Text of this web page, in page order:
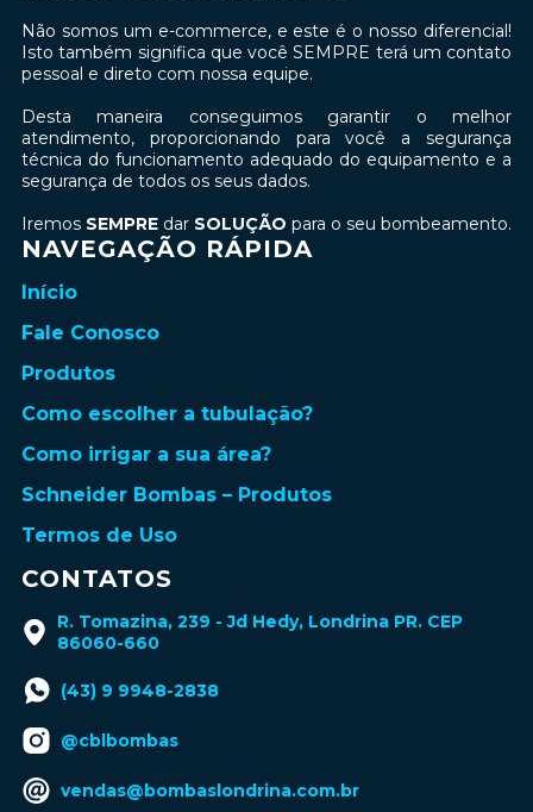
Não somos um e-commerce, e este é o nosso diferencial!
Isto também significa que você SEMPRE terá um contato
pessoal e direto com nossa equipe.
Desta maneira conseguimos garantir o melhor
atendimento, proporcionando para você a segurança
técnica do funcionamento adequado do equipamento e a
segurança de todos os seus dados.
Iremos SEMPRE dar SOLUÇÃO para o seu bombeamento.
NAVEGAÇÃO RÁPIDA
Início
Fale Conosco
Produtos
Como escolher a tubulação?
Como irrigar a sua área?
Schneider Bombas – Produtos
Termos de Uso
CONTATOS
R. Tomazina, 239 - Jd Hedy, Londrina PR. CEP
86060-660
(43) 9 9948-2838
@cblbombas
vendas@bombaslondrina.com.br